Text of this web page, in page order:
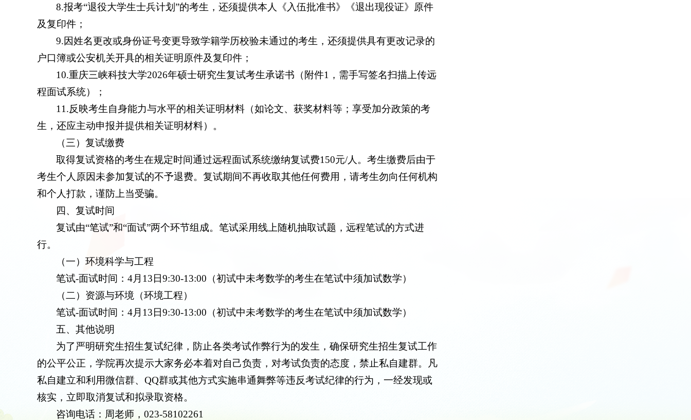
8.报考“退役大学生士兵计划”的考生，还须提供本人《入伍批准书》《退出现役证》原件
及复印件；
9.因姓名更改或身份证号变更导致学籍学历校验未通过的考生，还须提供具有更改记录的
户口簿或公安机关开具的相关证明原件及复印件；
10.重庆三峡科技大学2026年硕士研究生复试考生承诺书（附件1，需手写签名扫描上传远
程面试系统）；
11.反映考生自身能力与水平的相关证明材料（如论文、获奖材料等；享受加分政策的考
生，还应主动申报并提供相关证明材料）。
（三）复试缴费
取得复试资格的考生在规定时间通过远程面试系统缴纳复试费150元/人。考生缴费后由于
考生个人原因未参加复试的不予退费。复试期间不再收取其他任何费用，请考生勿向任何机构
和个人打款，谨防上当受骗。
四、复试时间
复试由“笔试”和“面试”两个环节组成。笔试采用线上随机抽取试题，远程笔试的方式进
行。
（一）环境科学与工程
笔试-面试时间：4月13日9:30-13:00（初试中未考数学的考生在笔试中须加试数学）
（二）资源与环境（环境工程）
笔试-面试时间：4月13日9:30-13:00（初试中未考数学的考生在笔试中须加试数学）
五、其他说明
为了严明研究生招生复试纪律，防止各类考试作弊行为的发生，确保研究生招生复试工作
的公平公正，学院再次提示大家务必本着对自己负责，对考试负责的态度，禁止私自建群。凡
私自建立和利用微信群、QQ群或其他方式实施串通舞弊等违反考试纪律的行为，一经发现或
核实，立即取消复试和拟录取资格。
咨询电话：周老师，023-58102261